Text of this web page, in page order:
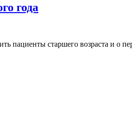
года
старшего возраста и о